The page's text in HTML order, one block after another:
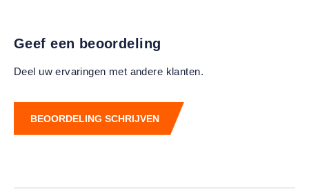
Geef een beoordeling
Deel uw ervaringen met andere klanten.
BEOORDELING SCHRIJVEN